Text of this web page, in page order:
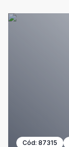
Cód: 87315